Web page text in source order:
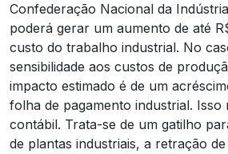
Confederação Nacional da
poderá gerar um aumento de até
custo do trabalho industrial. No
sensibilidade aos custos de
impacto estimado é de um
folha de pagamento industrial. Isso
contábil. Trata-se de um gatilho
de plantas industriais, a retração